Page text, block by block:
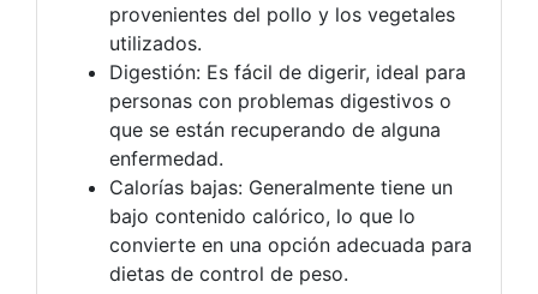
provenientes del pollo y los vegetales
utilizados.
Digestión: Es fácil de digerir, ideal para
personas con problemas digestivos o
que se están recuperando de alguna
enfermedad.
Calorías bajas: Generalmente tiene un
bajo contenido calórico, lo que lo
convierte en una opción adecuada para
dietas de control de peso.